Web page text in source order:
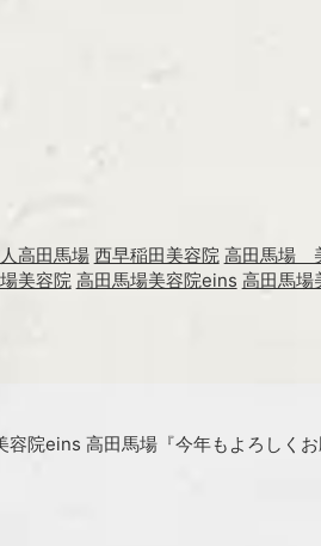
高田馬場 西早稲田美容院 高田馬場
美容院 高田馬場美容院eins 高田馬場
院eins 高田馬場『今年もよろしくお